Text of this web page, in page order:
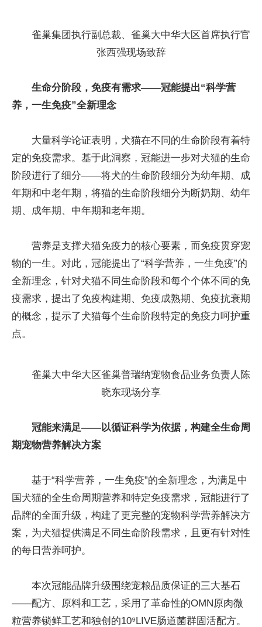
雀巢集团执行副总裁、雀巢大中华大区首席执行官
张西强现场致辞
生命分阶段，免疫有需求——冠能提出“科学营
养，一生免疫”全新理念
大量科学论证表明，犬猫在不同的生命阶段有着特
定的免疫需求。基于此洞察，冠能进一步对犬猫的生命
阶段进行了细分——将犬的生命阶段细分为幼年期、成
年期和中老年期，将猫的生命阶段细分为断奶期、幼年
期、成年期、中年期和老年期。
营养是支撑犬猫免疫力的核心要素，而免疫贯穿宠
物的一生。对此，冠能提出了“科学营养，一生免疫”的
全新理念，针对犬猫不同生命阶段和每个个体不同的免
疫需求，提出了免疫构建期、免疫成熟期、免疫抗衰期
的概念，提示了犬猫每个生命阶段特定的免疫力呵护重
点。
雀巢大中华大区雀巢普瑞纳宠物食品业务负责人陈
晓东现场分享
冠能来满足——以循证科学为依据，构建全生命周
期宠物营养解决方案
基于“科学营养，一生免疫”的全新理念，为满足中
国犬猫的全生命周期营养和特定免疫需求，冠能进行了
品牌的全面升级，构建了更完整的宠物科学营养解决方
案，为犬猫提供满足不同生命阶段需求，且更有针对性
的每日营养呵护。
本次冠能品牌升级围绕宠粮品质保证的三大基石
——配方、原料和工艺，采用了革命性的OMN原肉微
粒营养锁鲜工艺和独创的10⁹LIVE肠道菌群固活配方。